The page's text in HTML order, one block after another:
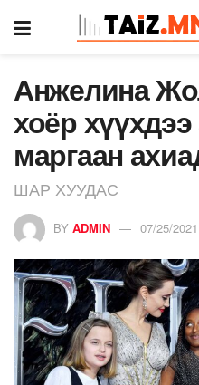
Анжелина
хоёр
маргаан
ШАР ХУУДАС
BY ADMIN 07/25/2021